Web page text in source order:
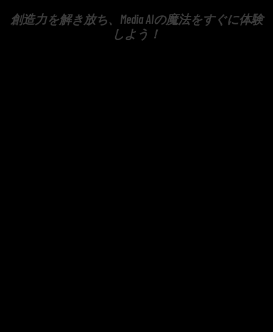
創造力を解き放ち、Media AIの魔法をすぐに体験
しよう！